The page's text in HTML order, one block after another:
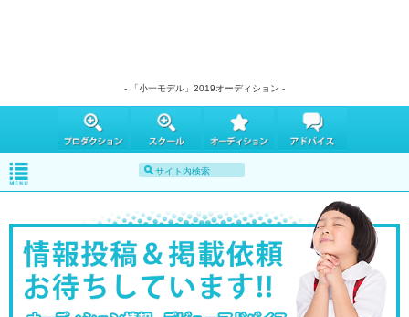
- 「小一モデル」2019オーディション -